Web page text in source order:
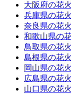
大阪府の花
兵庫県の花
奈良県の花
和歌山県の
鳥取県の花
島根県の花
岡山県の花
広島県の花
山口県の花